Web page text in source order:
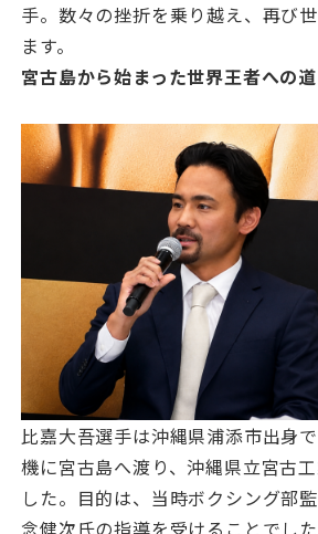
手。数々の挫折を乗り越え、再び
ます。
宮古島から始まった世界王者への道
比嘉大吾選手は沖縄県浦添市出身
機に宮古島へ渡り、沖縄県立宮古
した。目的は、当時ボクシング部
念健次氏の指導を受けることでし